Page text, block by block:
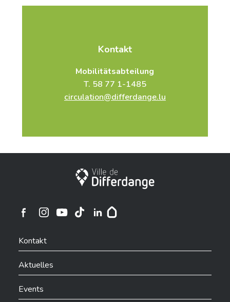
Kontakt
Mobilitätsabteilung
T. 58 77 1-1485
circulation@differdange.lu
Stadt Differdingen
Ville de Differdange sur Instagram
Kontakt
Aktuelles
Events